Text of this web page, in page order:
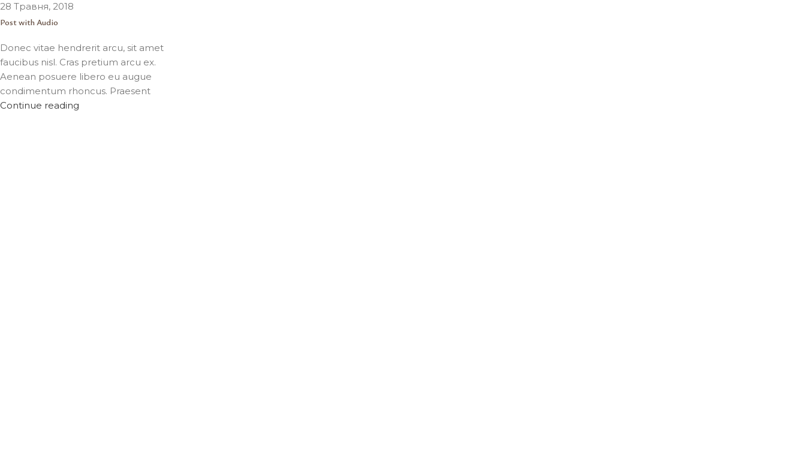
28 Травня, 2018
Post with Audio
Donec vitae hendrerit arcu, sit amet
faucibus nisl. Cras pretium arcu ex.
Aenean posuere libero eu augue
condimentum rhoncus. Praesent
Continue reading